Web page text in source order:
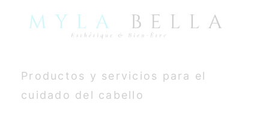
Productos y servicios para el
cuidado del cabello